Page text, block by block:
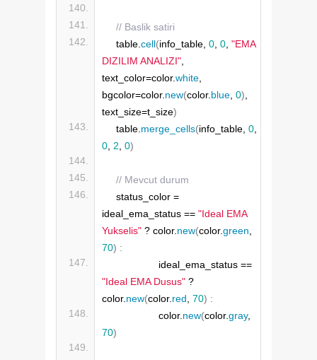
// Baslik satiri
    table.
cell(info_table, 0, 0, "EMA
DIZILIM ANALIZI",
text_color=color.white,
bgcolor=color.new(color.blue, 0),
text_size=t_size)
    table.
merge_cells(info_table, 0
0, 2, 0)
// Mevcut durum
    status_color =
ideal_ema_status == "Ideal EMA
Yukselis" ? color.new(color.green
70) :
"Ideal EMA Dusus" ?
color.new(color.red, 70) :
                   color.
new(color.gray
70)